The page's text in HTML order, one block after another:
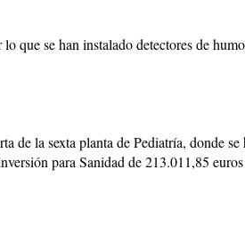
se han instalado detectores de
de la sexta planta de Pediatría, donde
para Sanidad de 213.011,85 euros